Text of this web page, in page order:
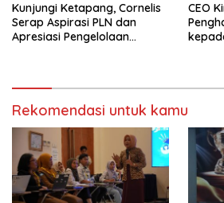
Kunjungi Ketapang, Cornelis
Serap Aspirasi PLN dan
Apresiasi Pengelolaan
CEO
Rekomendasi untuk kamu